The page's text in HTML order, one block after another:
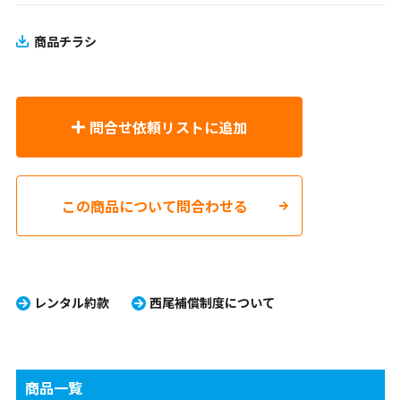
商品チラシ
問合せ依頼リストに追加
この商品について問合わせる
レンタル約款 西尾補償制度について
商品一覧